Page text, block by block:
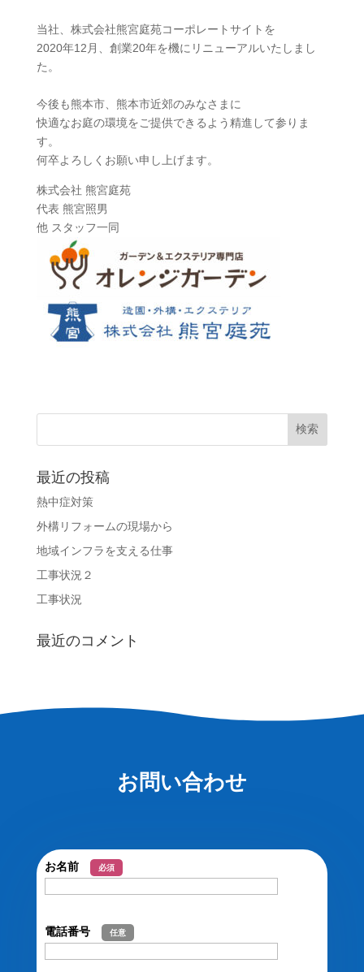
当社、株式会社熊宮庭苑コーポレートサイトを
2020年12月、創業20年を機にリニューアルいたしまし
た。
今後も熊本市、熊本市近郊のみなさまに
快適なお庭の環境をご提供できるよう精進して参りま
す。
何卒よろしくお願い申し上げます。
株式会社 熊宮庭苑
代表 熊宮照男
他 スタッフ一同
最近の投稿
熱中症対策
外構リフォームの現場から
地域インフラを支える仕事
工事状況２
工事状況
最近のコメント
お問い合わせ
お名前 必須
電話番号 任意